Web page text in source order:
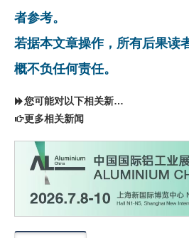
者参考。
若据本文章操作，所有后果读
概不负任何责任。
您可能对以下相关新闻同样感兴趣
更多相关新闻